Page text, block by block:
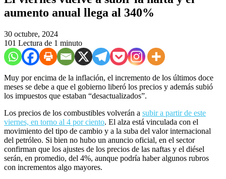
aumento anual llega al 340%
30 octubre, 2024
101 Lectura de 1 minuto
Muy por encima de la inflación, el incremento de los últimos doce
meses se debe a que el gobierno liberó los precios y además subió
los impuestos que estaban “desactualizados”.
Los precios de los combustibles volverán a subir a partir de este
viernes, en torno al 4 por ciento. El alza está vinculada con el
movimiento del tipo de cambio y a la suba del valor internacional
del petróleo. Si bien no hubo un anuncio oficial, en el sector
confirman que los ajustes de los precios de las naftas y el diésel
serán, en promedio, del 4%, aunque podría haber algunos rubros
con incrementos algo mayores.